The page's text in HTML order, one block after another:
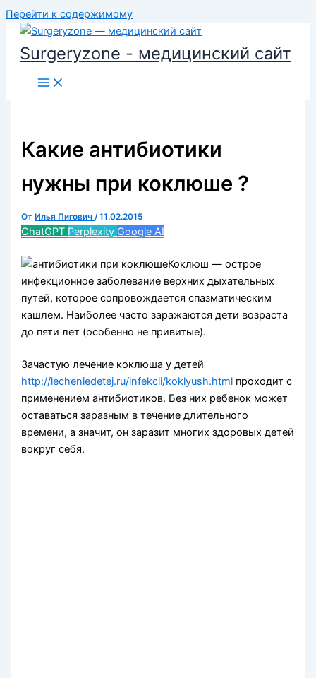
Перейти к содержимому
Surgeryzone - медицинский сайт
Какие антибиотики
нужны при коклюше ?
От Илья Пигович/11.02.2015
ChatGPT Perplexity Google AI
Коклюш — острое
инфекционное заболевание верхних дыхательных
путей, которое сопровождается спазматическим
кашлем. Наиболее часто заражаются дети возраста
до пяти лет (особенно не привитые).
Зачастую лечение коклюша у детей
http://lecheniedetej.ru/infekcii/koklyush.html проходит с
применением антибиотиков. Без них ребенок может
оставаться заразным в течение длительного
времени, а значит, он заразит многих здоровых детей
вокруг себя.